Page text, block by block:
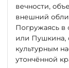
вечности,
внешний
Погружаясь в
или Пушкина,
культурным
утончённой